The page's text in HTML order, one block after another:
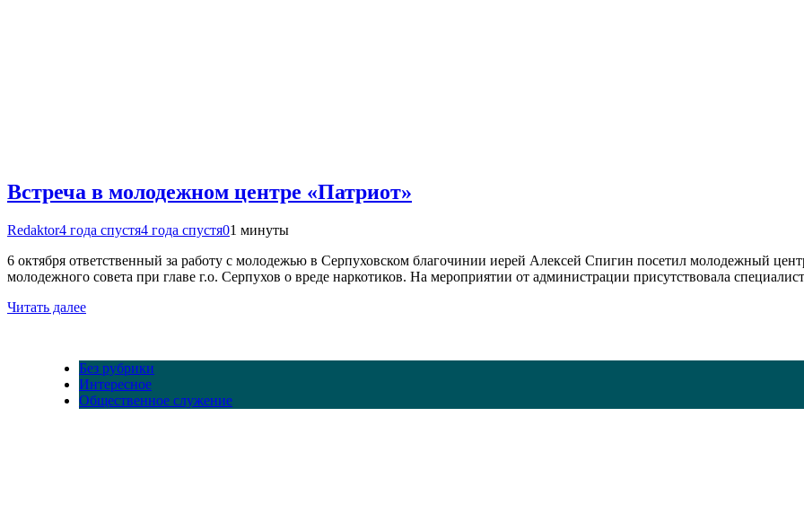
Встреча в молодежном центре «Патриот»
Redaktor4 года спустя4 года спустя01 минуты
6 октября ответственный за работу с молодежью в Серпуховском благочинии иерей Алексей Спигин посетил молодежный
молодежного совета при главе г.о. Серпухов о вреде наркотиков. На мероприятии от администрации присутствовала
Читать далее
Без рубрики
Интересное
Общественное служение